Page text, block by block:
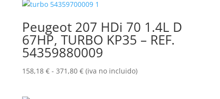
Peugeot 207 HDi 70 1.4L D
67HP, TURBO KP35 – REF.
54359880009
158,18 € - 371,80 €Rango
(iva no incluido)